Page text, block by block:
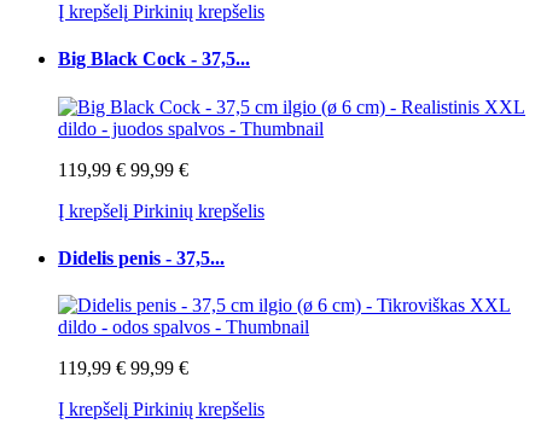
Į krepšelį Pirkinių krepšelis
Big Black Cock - 37,5...
119,99 € 99,99 €
Į krepšelį Pirkinių krepšelis
Didelis penis - 37,5...
119,99 € 99,99 €
Į krepšelį Pirkinių krepšelis